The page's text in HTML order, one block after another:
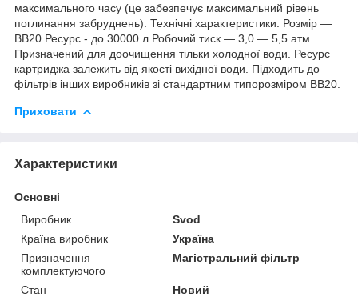
максимального часу (це забезпечує максимальний рівень
поглинання забруднень). Технічні характеристики: Розмір —
ВВ20 Ресурс - до 30000 л Робочий тиск — 3,0 — 5,5 атм
Призначений для доочищення тільки холодної води. Ресурс
картриджа залежить від якості вихідної води. Підходить до
фільтрів інших виробників зі стандартним типорозміром ВВ20.
Приховати
Характеристики
Основні
Виробник
Svod
Країна виробник
Україна
Призначення
комплектуючого
Магістральний фільтр
Стан
Новий